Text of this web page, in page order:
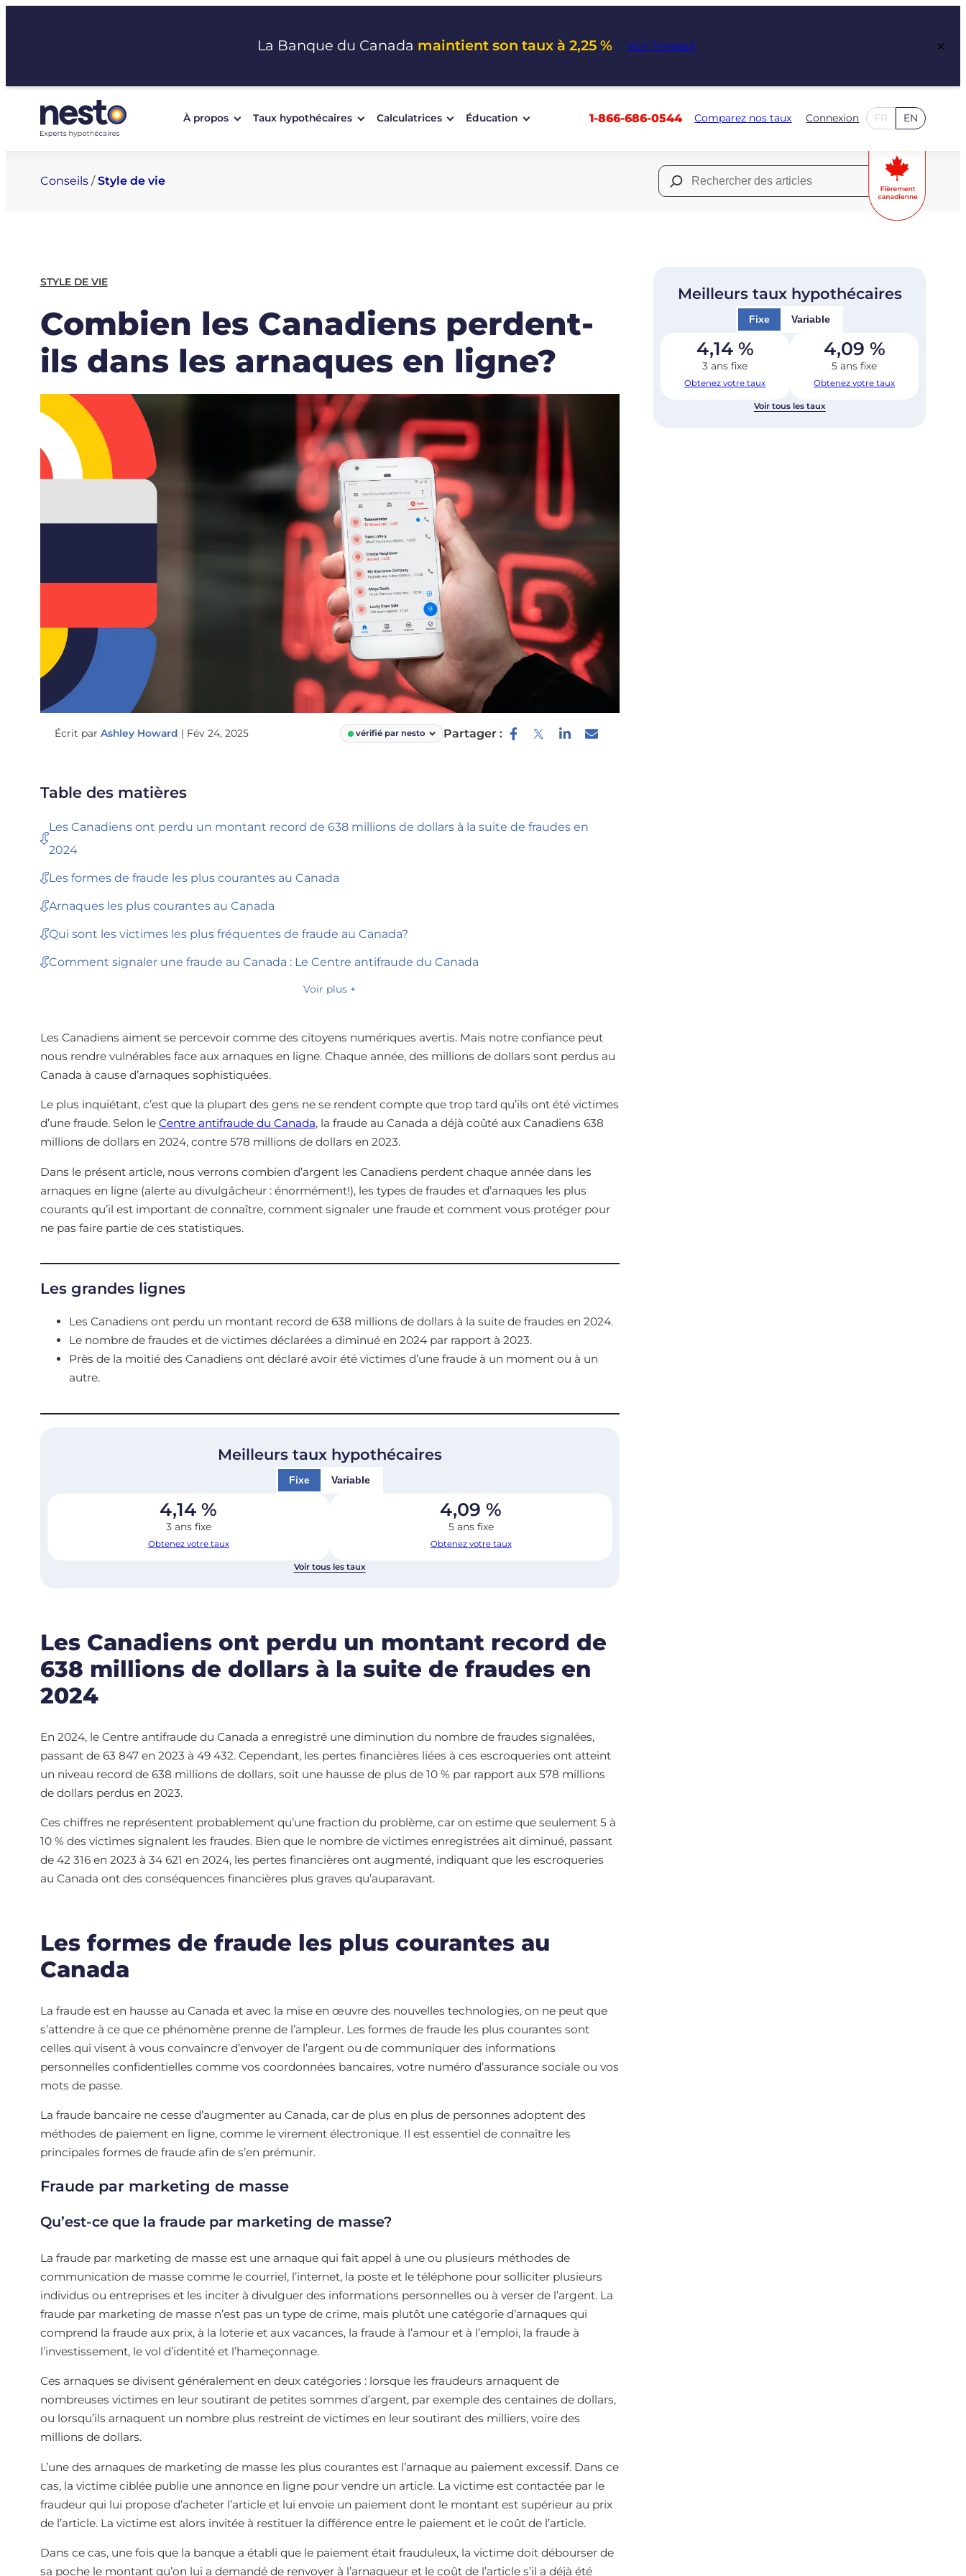
La Banque du Canada maintient son taux à 2,25 % Voir l’impact ×
À propos Taux hypothécaires Calculatrices Éducation 1-866-686-0544 Comparez nos taux Connexion FR EN
Conseils/Style de vie Rechercher :
STYLE DE VIE
Combien les Canadiens perdent-
ils dans les arnaques en ligne?
Écrit par Ashley Howard | Fév 24, 2025 vérifié par nesto Partager :
Table des matières
Les Canadiens ont perdu un montant record de 638 millions de dollars à la suite de fraudes en
2024
Les formes de fraude les plus courantes au Canada
Arnaques les plus courantes au Canada
Qui sont les victimes les plus fréquentes de fraude au Canada?
Comment signaler une fraude au Canada : Le Centre antifraude du Canada
Voir plus +
Les Canadiens aiment se percevoir comme des citoyens numériques avertis. Mais notre confiance peut
nous rendre vulnérables face aux arnaques en ligne. Chaque année, des millions de dollars sont perdus au
Canada à cause d’arnaques sophistiquées.
Le plus inquiétant, c’est que la plupart des gens ne se rendent compte que trop tard qu’ils ont été victimes
d’une fraude. Selon le Centre antifraude du Canada, la fraude au Canada a déjà coûté aux Canadiens 638
millions de dollars en 2024, contre 578 millions de dollars en 2023.
Dans le présent article, nous verrons combien d’argent les Canadiens perdent chaque année dans les
arnaques en ligne (alerte au divulgâcheur : énormément!), les types de fraudes et d’arnaques les plus
courants qu’il est important de connaître, comment signaler une fraude et comment vous protéger pour
ne pas faire partie de ces statistiques.
Les grandes lignes
Les Canadiens ont perdu un montant record de 638 millions de dollars à la suite de fraudes en 2024.
Le nombre de fraudes et de victimes déclarées a diminué en 2024 par rapport à 2023.
Près de la moitié des Canadiens ont déclaré avoir été victimes d’une fraude à un moment ou à un
autre.
Meilleurs taux hypothécaires
Fixe Variable
4,14 %
3 ans fixe
Obtenez votre taux
4,09 %
5 ans fixe
Obtenez votre taux
Voir tous les taux
Les Canadiens ont perdu un montant record de
638 millions de dollars à la suite de fraudes en
2024
En 2024, le Centre antifraude du Canada a enregistré une diminution du nombre de fraudes signalées,
passant de 63 847 en 2023 à 49 432. Cependant, les pertes financières liées à ces escroqueries ont atteint
un niveau record de 638 millions de dollars, soit une hausse de plus de 10 % par rapport aux 578 millions
de dollars perdus en 2023.
Ces chiffres ne représentent probablement qu’une fraction du problème, car on estime que seulement 5 à
10 % des victimes signalent les fraudes. Bien que le nombre de victimes enregistrées ait diminué, passant
de 42 316 en 2023 à 34 621 en 2024, les pertes financières ont augmenté, indiquant que les escroqueries
au Canada ont des conséquences financières plus graves qu’auparavant.
Les formes de fraude les plus courantes au
Canada
La fraude est en hausse au Canada et avec la mise en œuvre des nouvelles technologies, on ne peut que
s’attendre à ce que ce phénomène prenne de l’ampleur. Les formes de fraude les plus courantes sont
celles qui visent à vous convaincre d’envoyer de l’argent ou de communiquer des informations
personnelles confidentielles comme vos coordonnées bancaires, votre numéro d’assurance sociale ou vos
mots de passe.
La fraude bancaire ne cesse d’augmenter au Canada, car de plus en plus de personnes adoptent des
méthodes de paiement en ligne, comme le virement électronique. Il est essentiel de connaître les
principales formes de fraude afin de s’en prémunir.
Fraude par marketing de masse
Qu’est-ce que la fraude par marketing de masse?
La fraude par marketing de masse est une arnaque qui fait appel à une ou plusieurs méthodes de
communication de masse comme le courriel, l’internet, la poste et le téléphone pour solliciter plusieurs
individus ou entreprises et les inciter à divulguer des informations personnelles ou à verser de l’argent. La
fraude par marketing de masse n’est pas un type de crime, mais plutôt une catégorie d’arnaques qui
comprend la fraude aux prix, à la loterie et aux vacances, la fraude à l’amour et à l’emploi, la fraude à
l’investissement, le vol d’identité et l’hameçonnage.
Ces arnaques se divisent généralement en deux catégories : lorsque les fraudeurs arnaquent de
nombreuses victimes en leur soutirant de petites sommes d’argent, par exemple des centaines de dollars,
ou lorsqu’ils arnaquent un nombre plus restreint de victimes en leur soutirant des milliers, voire des
millions de dollars.
L’une des arnaques de marketing de masse les plus courantes est l’arnaque au paiement excessif. Dans ce
cas, la victime ciblée publie une annonce en ligne pour vendre un article. La victime est contactée par le
fraudeur qui lui propose d’acheter l’article et lui envoie un paiement dont le montant est supérieur au prix
de l’article. La victime est alors invitée à restituer la différence entre le paiement et le coût de l’article.
Dans ce cas, une fois que la banque a établi que le paiement était frauduleux, la victime doit débourser de
sa poche le montant qu’on lui a demandé de renvoyer à l’arnaqueur et le coût de l’article s’il a déjà été
Meilleurs taux hypothécaires
Fixe Variable
4,14 %
3 ans fixe
Obtenez votre taux
4,09 %
5 ans fixe
Obtenez votre taux
Voir tous les taux